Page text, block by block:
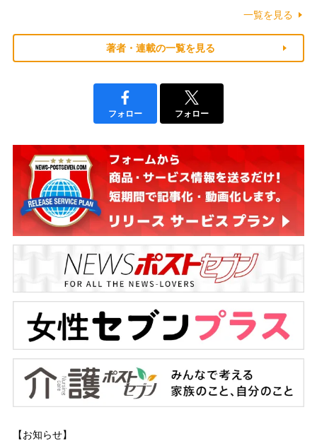
一覧を見る
著者・連載の一覧を見る
フォロー フォロー
【お知らせ】